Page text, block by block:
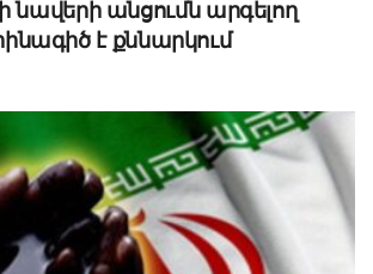
նավերի անցումն արգելող
է քննարկում